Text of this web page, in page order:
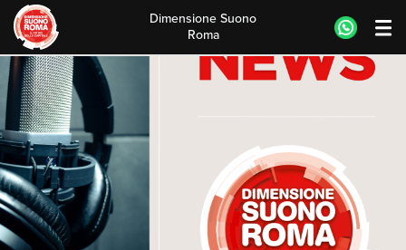
Skip
to
content
Dimensione Suono
Roma